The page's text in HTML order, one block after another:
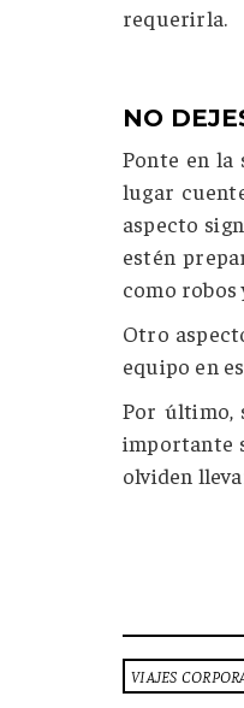
requerirla.
NO
Ponte en la
lugar
aspecto
estén
como
Otro
equipo en
Por último,
importante
olviden
VIAJES